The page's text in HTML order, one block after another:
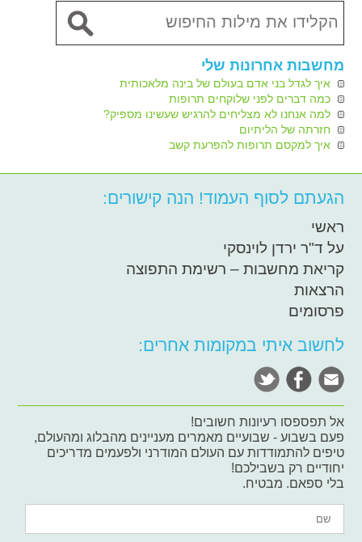
מחשבות אחרונות שלי
איך לגדל בני אדם בעולם של בינה מלאכותית
כמה דברים לפני שלוקחים תרופות
למה אנחנו לא מצליחים להרגיש שעשינו מספיק?
חזרתה של הליתיום
איך למקסם תרופות להפרעת קשב
הגעתם לסוף העמוד! הנה קישורים:
ראשי
על ד"ר ירדן לוינסקי
קריאת מחשבות – רשימת התפוצה
הרצאות
פרסומים
לחשוב איתי במקומות אחרים:
אל תפספסו רעיונות חשובים!
פעם בשבוע - שבועיים מאמרים מעניינים מהבלוג ומהעולם,
טיפים להתמודדות עם העולם המודרני ולפעמים מדריכים
יחודיים רק בשבילכם!
בלי ספאם. מבטיח.